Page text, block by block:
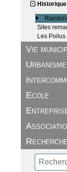
Historique
Sites
Les
Vie
Urbanisme
Ecole
Recherche